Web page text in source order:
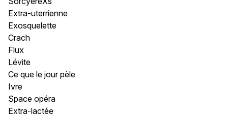
Extra-uterrienne
Exosquelette
Crach
Flux
Lévite
Ce que le jour pèle
Ivre
Space opéra
Extra-lactée